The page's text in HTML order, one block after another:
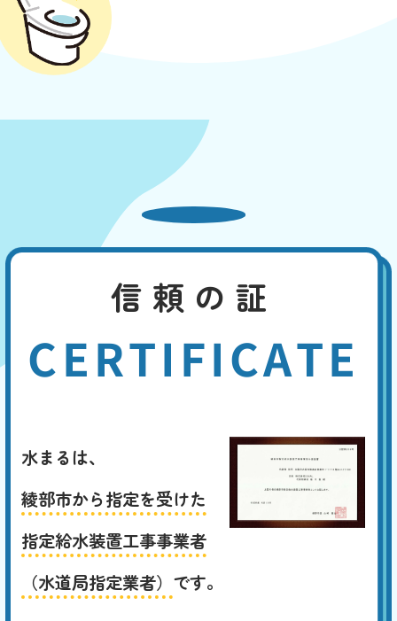
信頼の証
CERTIFICATE
水まるは、
綾部市から指定を受けた
指定給水装置工事事業者
（水道局指定業者） です。